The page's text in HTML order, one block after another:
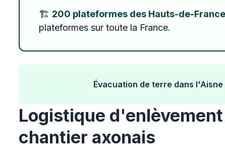
🏗️ 200 plateformes des Hauts-de-France
plateformes sur toute la France.
Évacuation de terre dans l'Aisne
Logistique
chantier axonais